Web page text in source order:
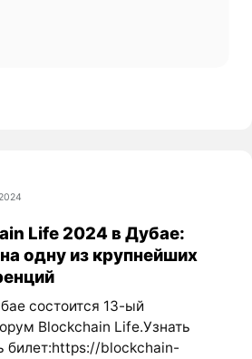
Life 2024 в Дубае:
одну из крупнейших
состоится 13-ый
Blockchain Life.Узнать
билет:https://blockchain-